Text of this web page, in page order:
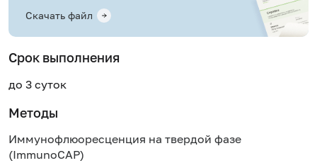
Скачать файл
Срок выполнения
до 3 суток
Методы
Иммунофлюоресценция на твердой фазе
(ImmunoCAP)